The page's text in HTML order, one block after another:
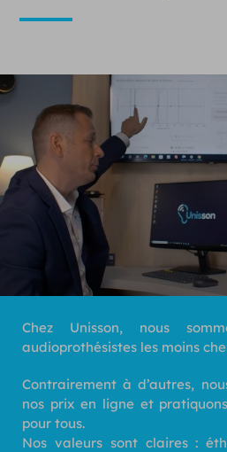
Chez Unisson, nous
audioprothésistes les moins
Contrairement à d’autres,
nos prix en ligne et
pour tous.
Nos valeurs sont claires :